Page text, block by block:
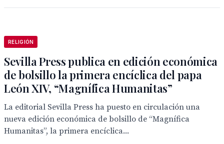
RELIGIÓN
Sevilla Press publica en edición económica
de bolsillo la primera encíclica del papa
León XIV, “Magnífica Humanitas”
La editorial Sevilla Press ha puesto en circulación una
nueva edición económica de bolsillo de “Magnífica
Humanitas”, la primera encíclica...